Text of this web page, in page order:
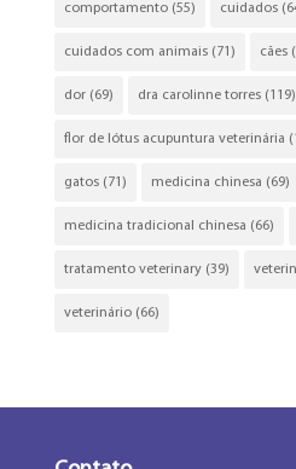
comportamento(55) cuidados
cuidados com animais(71) cães
dor(69) dra carolinne torres(119)
flor de lótus acupuntura veterinária
gatos(71) medicina chinesa (69)
medicina tradicional chinesa (66)
tratamento veterinary(39)
veterinário(66)